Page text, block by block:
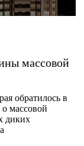
массовой
обратилось в
массовой
диких